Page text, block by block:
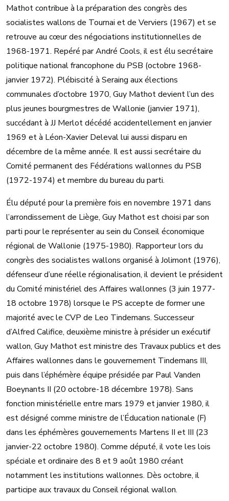
Mathot contribue à la préparation des congrès des
socialistes wallons de Tournai et de Verviers (1967) et se
retrouve au cœur des négociations institutionnelles de
1968-1971. Repéré par André Cools, il est élu secrétaire
politique national francophone du PSB (octobre 1968-
janvier 1972). Plébiscité à Seraing aux élections
communales d’octobre 1970, Guy Mathot devient l’un des
plus jeunes bourgmestres de Wallonie (janvier 1971),
succédant à JJ Merlot décédé accidentellement en janvier
1969 et à Léon-Xavier Deleval lui aussi disparu en
décembre de la même année. Il est aussi secrétaire du
Comité permanent des Fédérations wallonnes du PSB
(1972-1974) et membre du bureau du parti.
Élu député pour la première fois en novembre 1971 dans
l’arrondissement de Liège, Guy Mathot est choisi par son
parti pour le représenter au sein du Conseil économique
régional de Wallonie (1975-1980). Rapporteur lors du
congrès des socialistes wallons organisé à Jolimont (1976),
défenseur d’une réelle régionalisation, il devient le président
du Comité ministériel des Affaires wallonnes (3 juin 1977-
18 octobre 1978) lorsque le PS accepte de former une
majorité avec le CVP de Leo Tindemans. Successeur
d’Alfred Califice, deuxième ministre à présider un exécutif
wallon, Guy Mathot est ministre des Travaux publics et des
Affaires wallonnes dans le gouvernement Tindemans III,
puis dans l’éphémère équipe présidée par Paul Vanden
Boeynants II (20 octobre-18 décembre 1978). Sans
fonction ministérielle entre mars 1979 et janvier 1980, il
est désigné comme ministre de l’Éducation nationale (F)
dans les éphémères gouvernements Martens II et III (23
janvier-22 octobre 1980). Comme député, il vote les lois
spéciale et ordinaire des 8 et 9 août 1980 créant
notamment les institutions wallonnes. Dès octobre, il
participe aux travaux du Conseil régional wallon.